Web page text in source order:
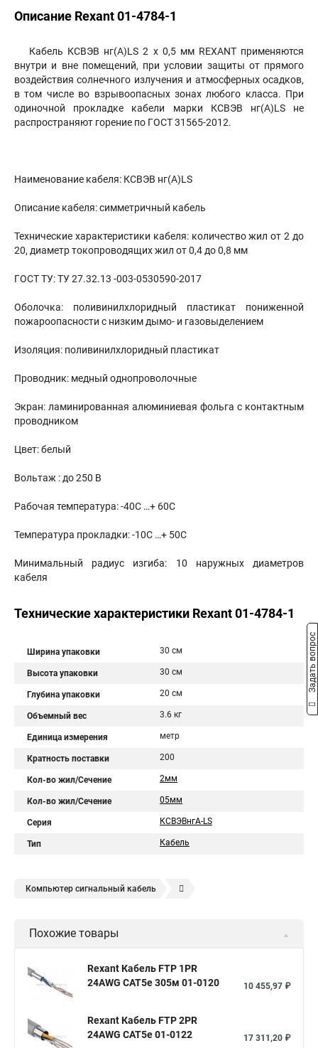
Описание Rexant 01-4784-1
Кабель КCВЭB нг(А)LS 2 х 0,5 мм REXANT применяются
внутри и вне помещений, при условии защиты от прямого
воздействия солнечного излучения и атмосферных осадков,
в том числе во взрывоопасных зонах любого класса. При
одиночной прокладке кабели марки КСВЭВ нг(А)LS не
распространяют горение по ГОСТ 31565-2012.
Наименование кабеля: КСВЭВ нг(А)LS
Описание кабеля: симметричный кабель
Технические характеристики кабеля: количество жил от 2 до
20, диаметр токопроводящих жил от 0,4 до 0,8 мм
ГОСТ ТУ: ТУ 27.32.13 -003-0530590-2017
Оболочка: поливинилхлоридный пластикат пониженной
пожароопасности с низким дымо- и газовыделением
Изоляция: поливинилхлоридный пластикат
Проводник: медный однопроволочные
Экран: ламинированная алюминиевая фольга с контактным
проводником
Цвет: белый
Вольтаж : до 250 В
Рабочая температура: -40С …+ 60С
Температура прокладки: -10С …+ 50С
Минимальный радиус изгиба: 10 наружных диаметров
кабеля
Технические характеристики Rexant 01-4784-1
Ширина упаковки 30 см
Высота упаковки 30 см
Глубина упаковки 20 см
Объемный вес 3.6 кг
Единица измерения метр
Кратность поставки 200
Кол-во жил/Сечение 2мм
Кол-во жил/Сечение 05мм
Серия КСВЭВнгА-LS
Тип Кабель
Компьютер сигнальный кабель
Сигнальный кабель витой
Кабель многожильный сигнальный
Похожие товары
Rexant Кабель FTP 1PR
24AWG CAT5e 305м 01-0120
10 455,97 ₽
Rexant Кабель FTP 2PR
24AWG CAT5e 01-0122
17 311,20 ₽
Задать вопрос